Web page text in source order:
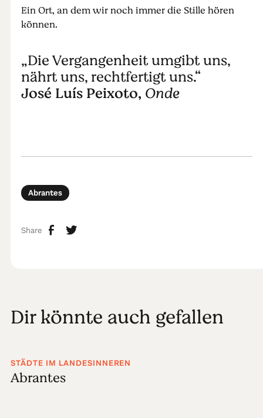
Ein Ort, an dem wir noch immer die Stille hören
können.
„Die Vergangenheit umgibt uns,
nährt uns, rechtfertigt uns.“
José Luís Peixoto, Onde
Abrantes
Share
Dir könnte auch gefallen
STÄDTE IM LANDESINNEREN
Abrantes